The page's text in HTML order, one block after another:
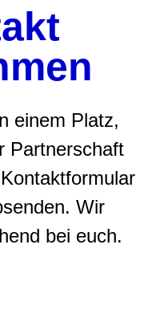
einem Platz,
Partnerschaft
Wir
bei euch.